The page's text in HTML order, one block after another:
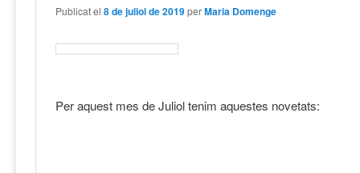
Publicat el8 de juliol de 2019 perMaria Domenge
Per aquest mes de Juliol tenim aquestes novetats: